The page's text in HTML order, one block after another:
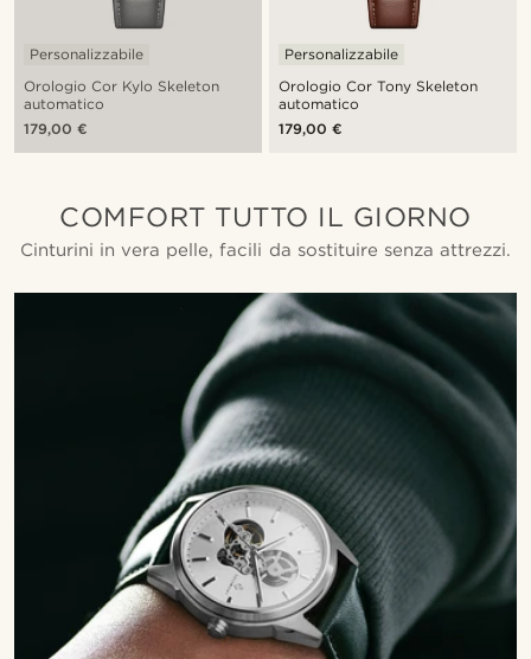
Orologio Cor Kylo Skeleton
automatico
Personalizzabile
179,00 €
Orologio Cor Tony Skeleton
automatico
Personalizzabile
179,00 €
COMFORT TUTTO IL GIORNO
Cinturini in vera pelle, facili da sostituire senza attrezzi.